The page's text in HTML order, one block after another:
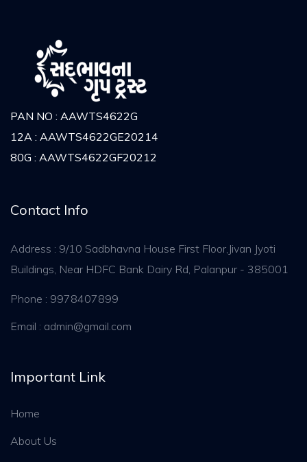
PAN NO : AAWTS4622G
12A : AAWTS4622GE20214
80G : AAWTS4622GF20212
Contact Info
Address : 9/10 Sadbhavna House First Floor,Jivan Jyoti
Buildings, Near HDFC Bank Dairy Rd, Palanpur - 385001
Phone : 9978407899
Email : admin@gmail.com
Important Link
Home
About Us